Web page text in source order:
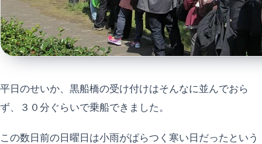
平日のせいか、黒船橋の受け付けはそんなに並んでおら
ず、３０分ぐらいで乗船できました。
この数日前の日曜日は小雨がぱらつく寒い日だったという